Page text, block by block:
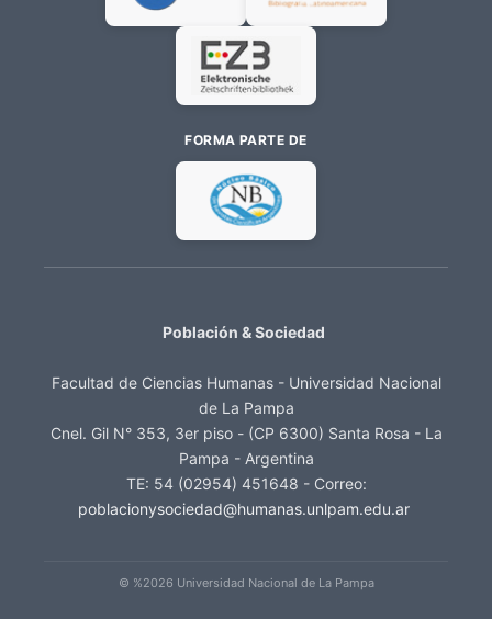
© %2026 Universidad Nacional de La Pampa
FORMA PARTE DE
Población & Sociedad
Facultad de Ciencias Humanas - Universidad Nacional
de La Pampa
Cnel. Gil N° 353, 3er piso - (CP 6300) Santa Rosa - La
Pampa - Argentina
TE: 54 (02954) 451648 - Correo:
poblacionysociedad@humanas.unlpam.edu.ar